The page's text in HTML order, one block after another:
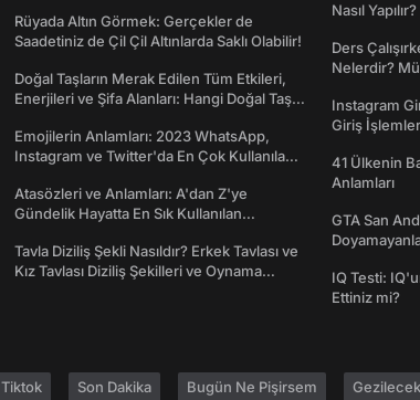
Rüyada Altın Görmek: Gerçekler de
Saadetiniz de Çil Çil Altınlarda Saklı Olabilir!
Doğal Taşların Merak Edilen Tüm Etkileri,
Enerjileri ve Şifa Alanları: Hangi Doğal Taş
Emojilerin Anlamları: 2023 WhatsApp,
Instagram ve Twitter'da En Çok Kullanılan
Atasözleri ve Anlamları: A'dan Z'ye
Gündelik Hayatta En Sık Kullanılan
Tavla Diziliş Şekli Nasıldır? Erkek Tavlası ve
Kız Tavlası Diziliş Şekilleri ve Oynama
Nasıl Yapılır?
Ders
Nelerdir?
Instagram
Giriş
41 Ülkenin
Anlamları
GTA San
IQ Testi:
Ettiniz mi?
Tiktok Son Dakika Bugün Ne Pişirsem